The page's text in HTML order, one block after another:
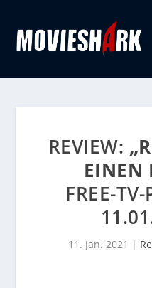
REVIEW:
EINEN
FREE-
11. Jan. 2021 |